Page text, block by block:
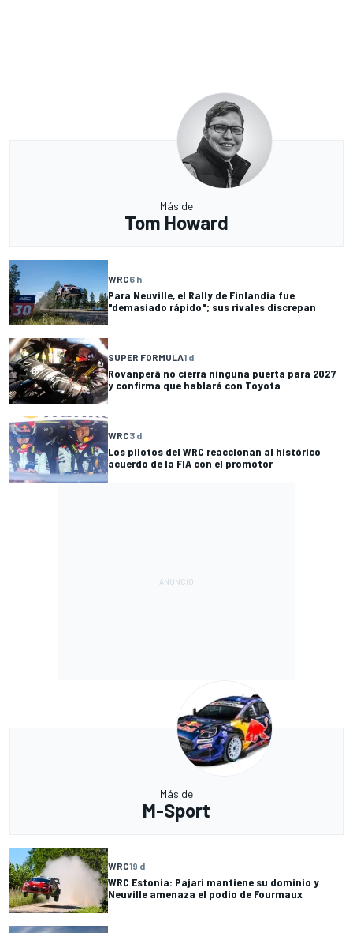
Más de
Tom Howard
WRC6 h
Para Neuville, el Rally de Finlandia fue
"demasiado rápido"; sus rivales discrepan
SUPER FORMULA1 d
Rovanperä no cierra ninguna puerta para 2027
y confirma que hablará con Toyota
WRC3 d
Los pilotos del WRC reaccionan al histórico
acuerdo de la FIA con el promotor
Más de
M-Sport
WRC19 d
WRC Estonia: Pajari mantiene su dominio y
Neuville amenaza el podio de Fourmaux